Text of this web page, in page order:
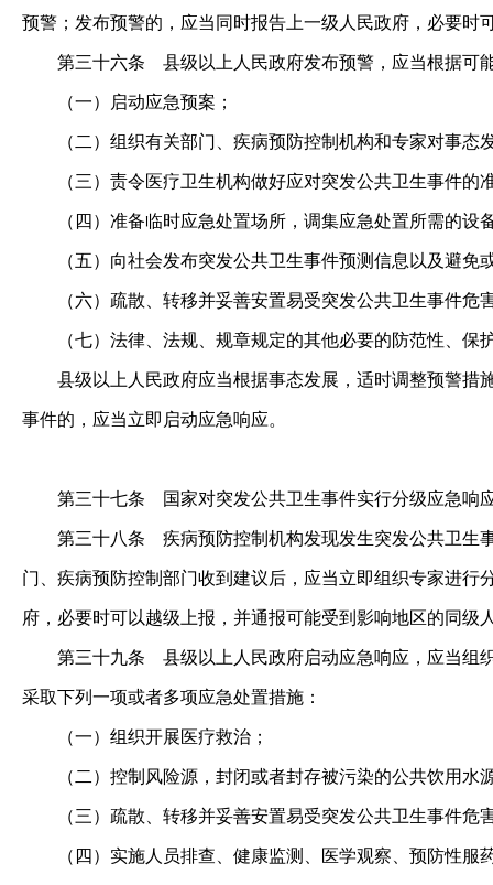
预警；发布预警的，应当同时报告上一级人民政府，必要
第三十六条 县级以上人民政府发布预警，应当根据可
（一）启动应急预案；
（二）组织有关部门、疾病预防控制机构和专家对事态
（三）责令医疗卫生机构做好应对突发公共卫生事件的
（四）准备临时应急处置场所，调集应急处置所需的设
（五）向社会发布突发公共卫生事件预测信息以及避免
（六）疏散、转移并妥善安置易受突发公共卫生事件危
（七）法律、法规、规章规定的其他必要的防范性、保
县级以上人民政府应当根据事态发展，适时调整预警措
事件的，应当立即启动应急响应。
第三十七条 国家对突发公共卫生事件实行分级应急响
第三十八条 疾病预防控制机构发现发生突发公共卫生
门、疾病预防控制部门收到建议后，应当立即组织专家进
府，必要时可以越级上报，并通报可能受到影响地区的同级
第三十九条 县级以上人民政府启动应急响应，应当组
采取下列一项或者多项应急处置措施：
（一）组织开展医疗救治；
（二）控制风险源，封闭或者封存被污染的公共饮用水
（三）疏散、转移并妥善安置易受突发公共卫生事件危
（四）实施人员排查、健康监测、医学观察、预防性服